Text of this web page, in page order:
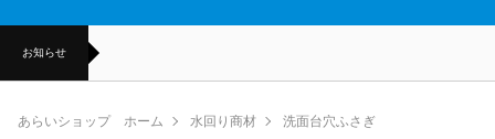
お知らせ
あらいショップ ホーム 水回り商材 洗面台穴ふさぎ